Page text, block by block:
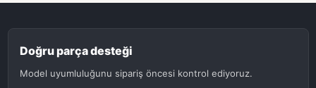
Doğru parça desteği
Model uyumluluğunu sipariş öncesi kontrol ediyoruz.